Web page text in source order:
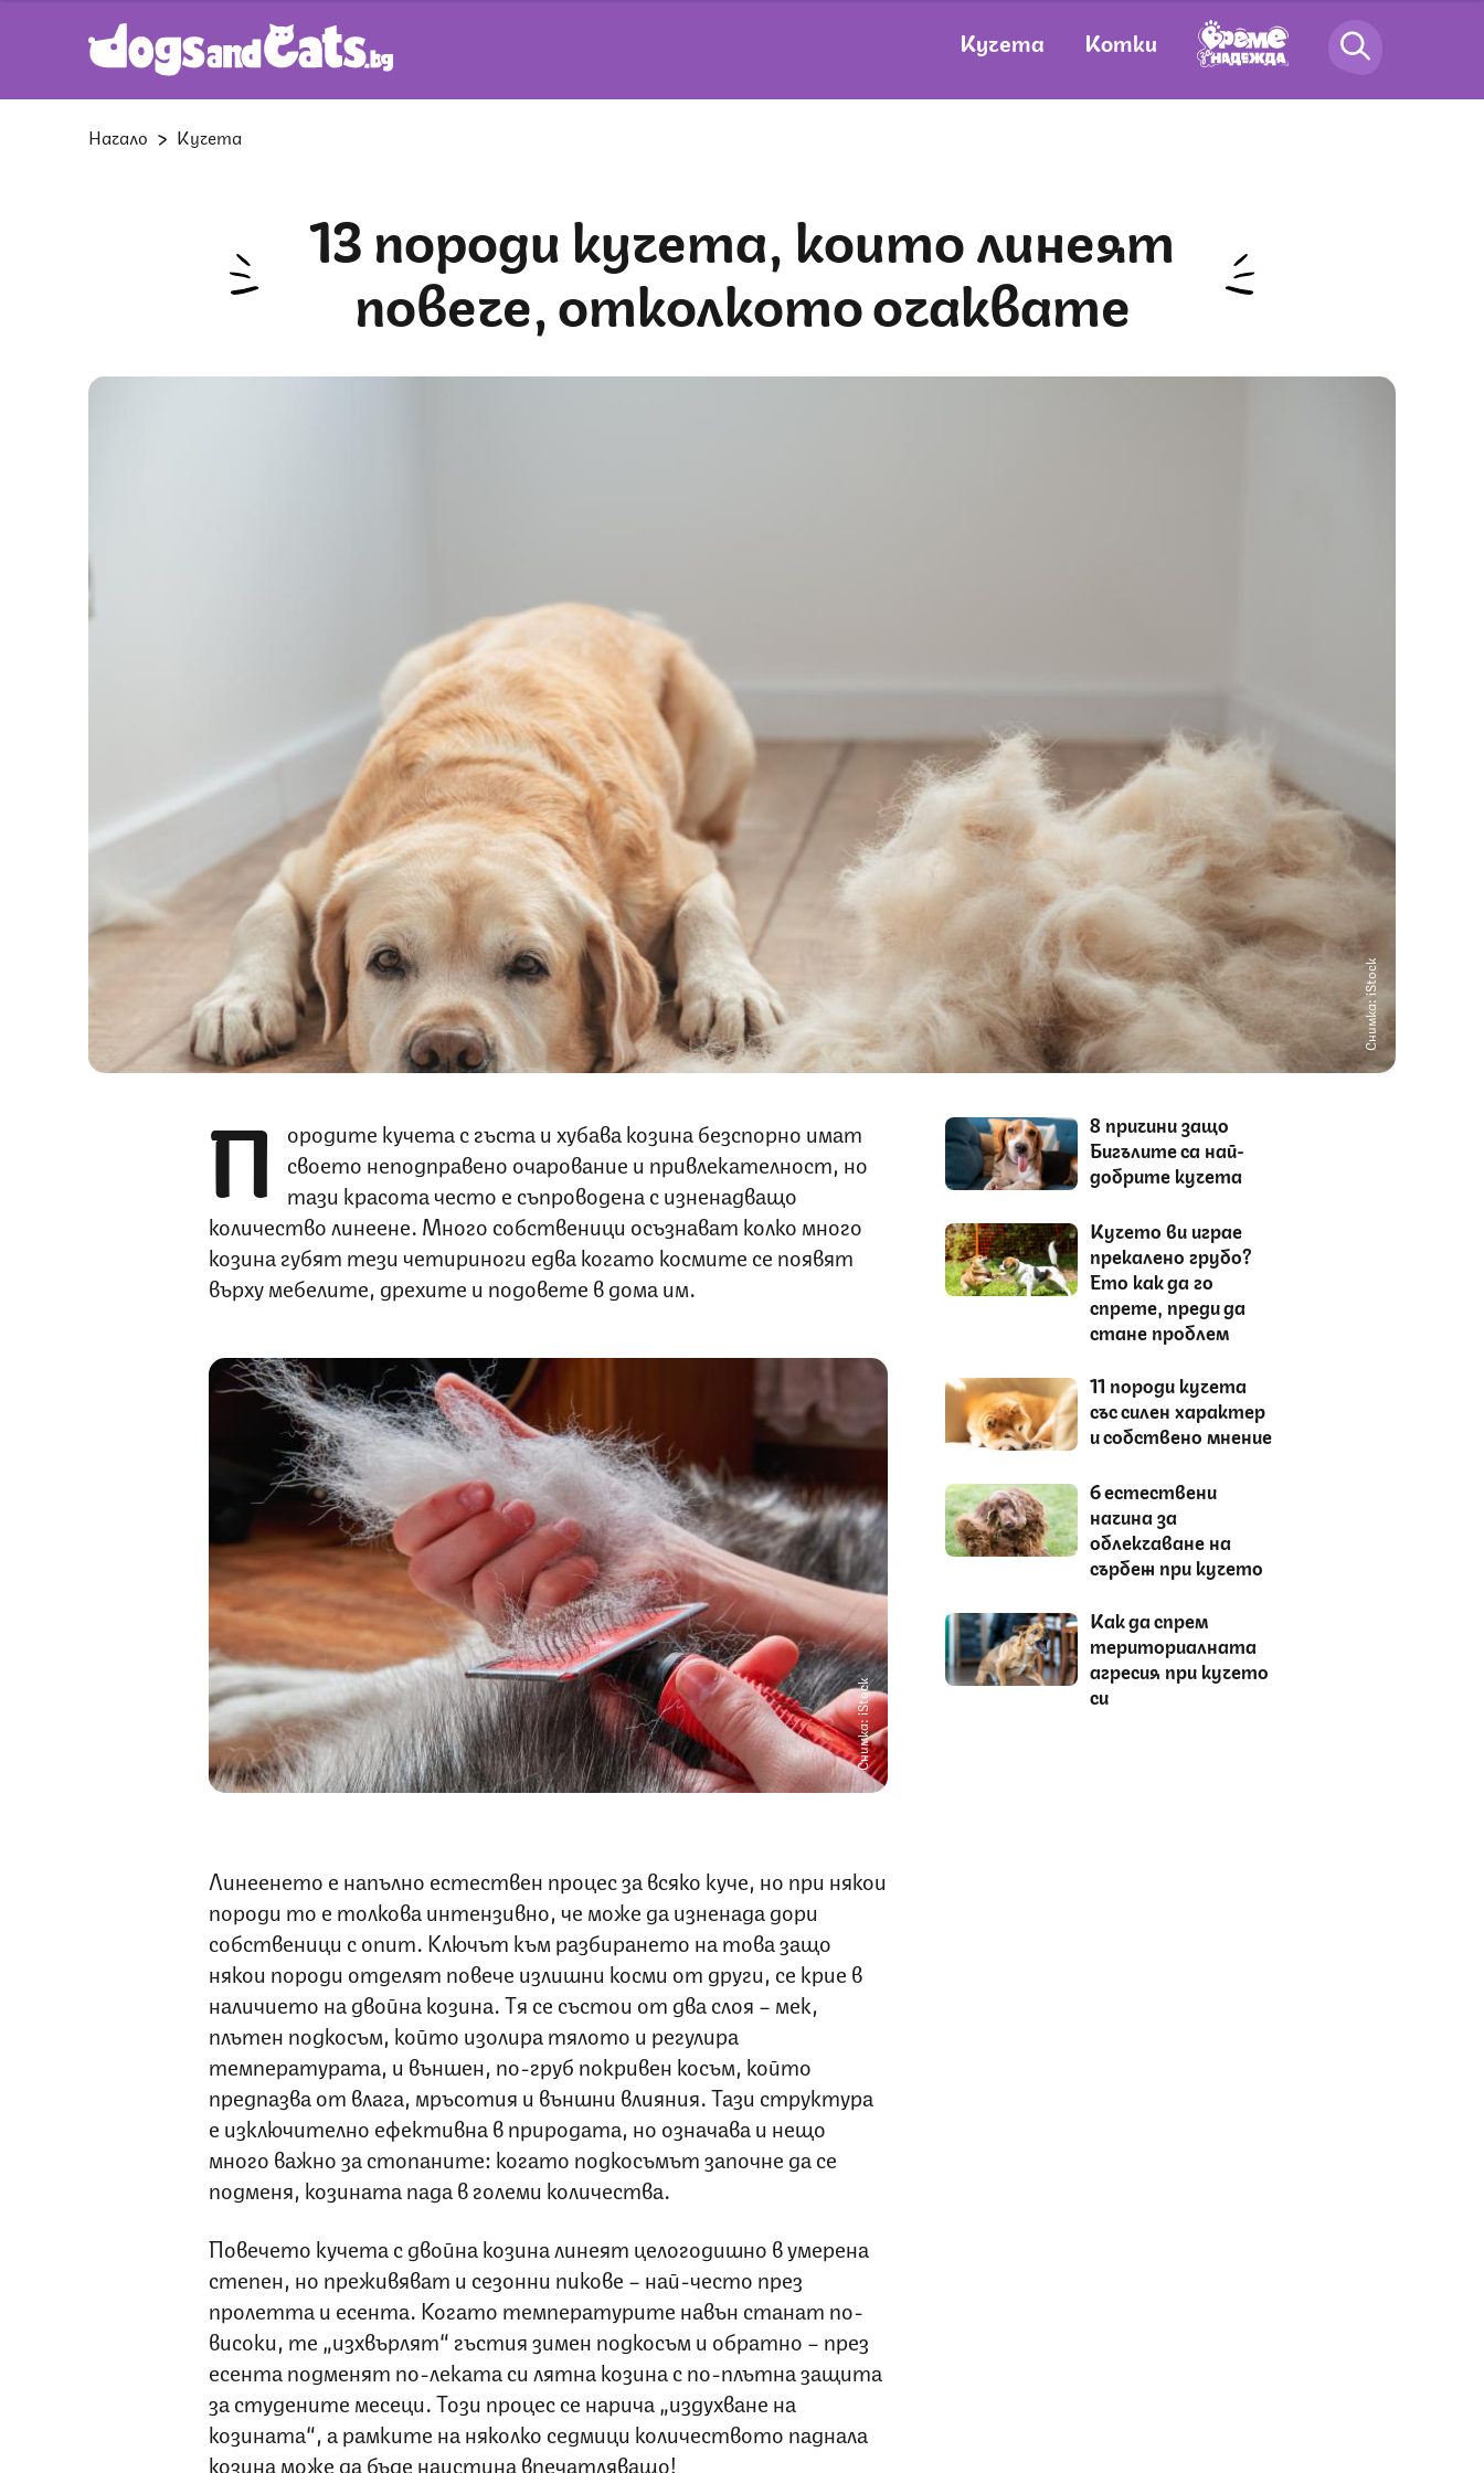
Кучета Котки
Начало Кучета
13 породи кучета, които линеят
повече, отколкото очаквате
Снимка: iStock
П
ородите кучета с гъста и хубава козина безспорно имат
своето неподправено очарование и привлекателност, но
тази красота често е съпроводена с изненадващо
количество линеене. Много собственици осъзнават колко много
козина губят тези четириноги едва когато космите се появят
върху мебелите, дрехите и подовете в дома им.
Снимка: iStock
Линеенето е напълно естествен процес за всяко куче, но при някои
породи то е толкова интензивно, че може да изненада дори
собственици с опит. Ключът към разбирането на това защо
някои породи отделят повече излишни косми от други, се крие в
наличието на двойна козина. Тя се състои от два слоя – мек,
плътен подкосъм, който изолира тялото и регулира
температурата, и външен, по-груб покривен косъм, който
предпазва от влага, мръсотия и външни влияния. Тази структура
е изключително ефективна в природата, но означава и нещо
много важно за стопаните: когато подкосъмът започне да се
подменя, козината пада в големи количества.
Повечето кучета с двойна козина линеят целогодишно в умерена
степен, но преживяват и сезонни пикове – най-често през
пролетта и есента. Когато температурите навън станат по-
високи, те „изхвърлят“ гъстия зимен подкосъм и обратно – през
есента подменят по-леката си лятна козина с по-плътна защита
за студените месеци. Този процес се нарича „издухване на
козината“, а рамките на няколко седмици количеството паднала
козина може да бъде наистина впечатляващо!
8 причини защо
Бигълите са най-
добрите кучета
Кучето ви играе
прекалено грубо?
Ето как да го
спрете, преди да
стане проблем
11 породи кучета
със силен характер
и собствено мнение
6 естествени
начина за
облекчаване на
сърбеж при кучето
Как да спрем
териториалната
агресия при кучето
си